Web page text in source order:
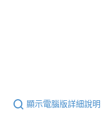
顯示電腦版詳細說明